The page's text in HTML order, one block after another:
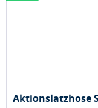
Aktionslatzhose